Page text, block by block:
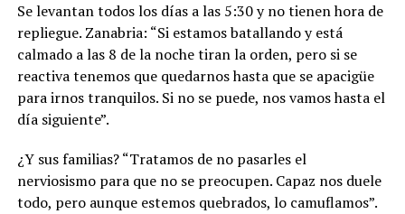
Se levantan todos los días a las 5:30 y no tienen hora de
repliegue. Zanabria: “Si estamos batallando y está
calmado a las 8 de la noche tiran la orden, pero si se
reactiva tenemos que quedarnos hasta que se apacigüe
para irnos tranquilos. Si no se puede, nos vamos hasta el
día siguiente”.
¿Y sus familias? “Tratamos de no pasarles el
nerviosismo para que no se preocupen. Capaz nos duele
todo, pero aunque estemos quebrados, lo camuflamos”.